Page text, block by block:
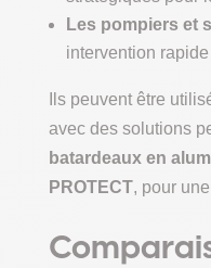
Les pompiers et
intervention
Ils peuvent être
avec des solutions
batardeaux en
PROTECT, pour